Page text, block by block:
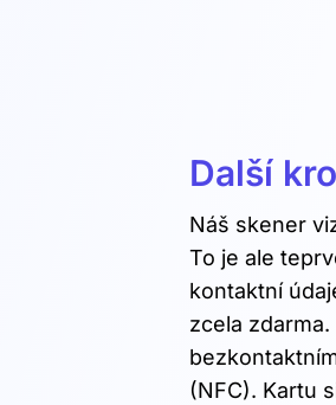
Další
Náš skener
To je ale
kontaktní
zcela
(NFC). Kartu